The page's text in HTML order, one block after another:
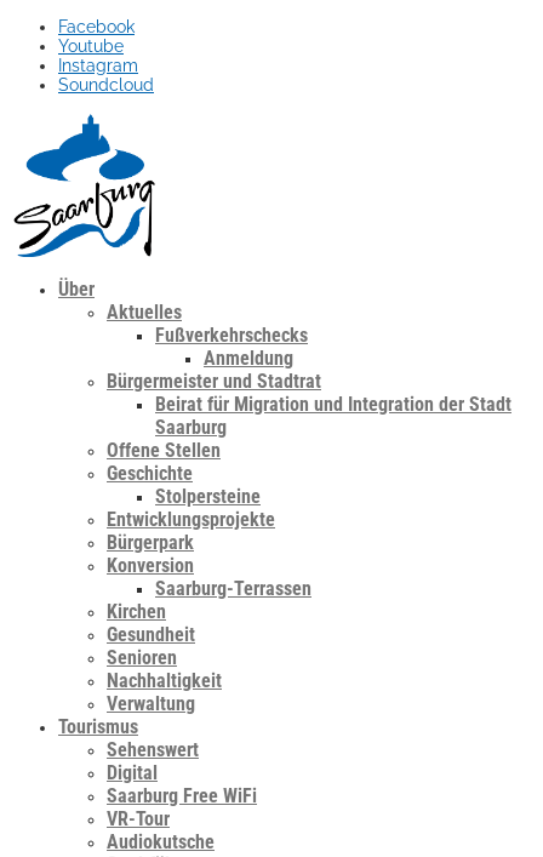
Facebook
Youtube
Instagram
Soundcloud
Über
Aktuelles
Fußverkehrschecks
Anmeldung
Bürgermeister und Stadtrat
Beirat für Migration und Integration der Stadt
Saarburg
Offene Stellen
Geschichte
Stolpersteine
Entwicklungsprojekte
Bürgerpark
Konversion
Saarburg-Terrassen
Kirchen
Gesundheit
Senioren
Nachhaltigkeit
Verwaltung
Tourismus
Sehenswert
Digital
Saarburg Free WiFi
VR-Tour
Audiokutsche